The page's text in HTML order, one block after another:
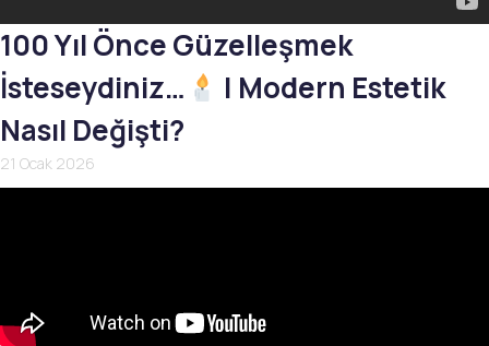
100 Yıl Önce Güzelleşmek
İsteseydiniz…
| Modern Estetik
Nasıl Değişti?
21 Ocak 2026